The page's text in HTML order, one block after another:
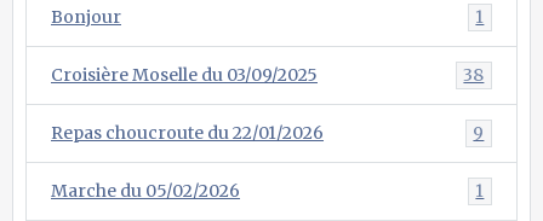
Bonjour 1
Croisière Moselle du 03/09/2025 38
Repas choucroute du 22/01/2026 9
Marche du 05/02/2026 1